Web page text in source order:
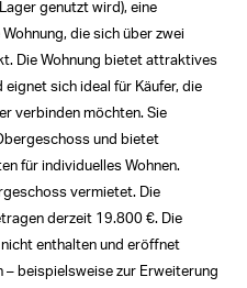
genutzt wird), eine
die sich über zwei
Die Wohnung bietet attraktives
eignet sich ideal für Käufer, die
verbinden möchten. Sie
und bietet
für individuelles Wohnen.
vermietet. Die
derzeit 19.800 €. Die
enthalten und eröffnet
beispielsweise zur Erweiterung